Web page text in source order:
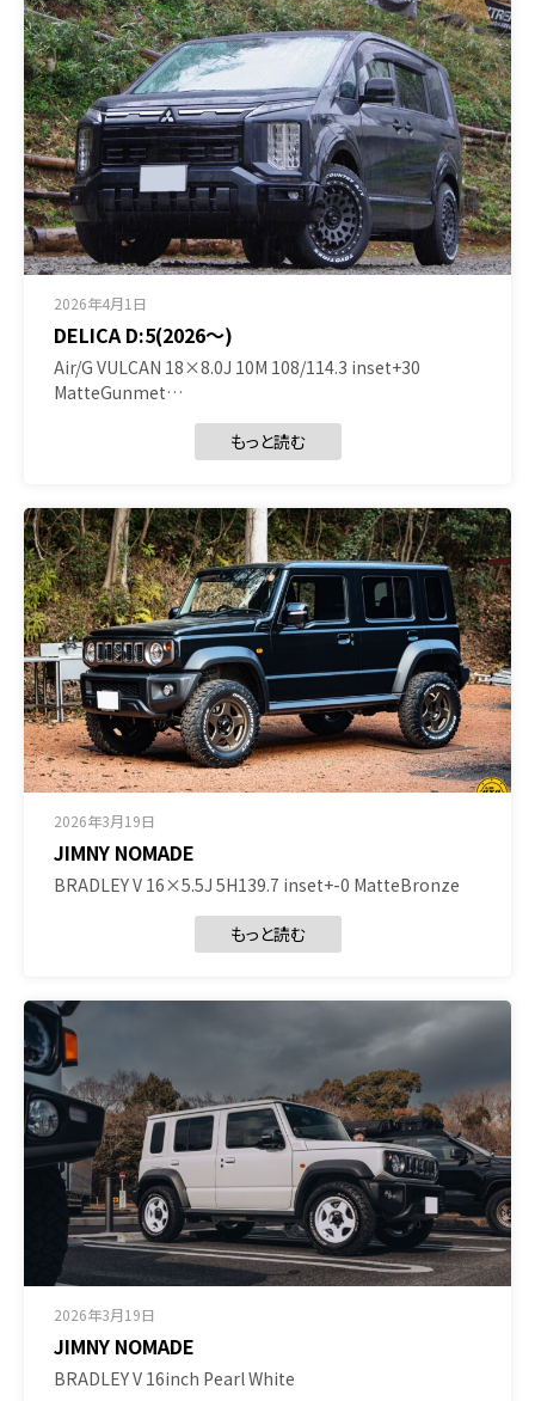
2026年4月1日
DELICA D:5(2026～)
Air/G VULCAN 18×8.0J 10M 108/114.3 inset+30
MatteGunmet…
もっと読む
2026年3月19日
JIMNY NOMADE
BRADLEY V 16×5.5J 5H139.7 inset+-0 MatteBronze
もっと読む
2026年3月19日
JIMNY NOMADE
BRADLEY V 16inch Pearl White